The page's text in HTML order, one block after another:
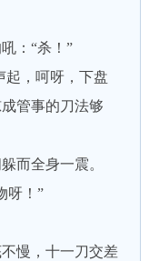
：“杀！”
，呵呀，下盘
管事的刀法够
而全身一震。
呀！”
慢，十一刀交差